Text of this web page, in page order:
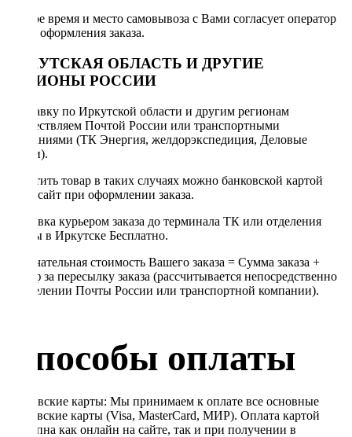
Точное время и место самовывоза с Вами согласует оператор
после оформления заказа.
ИРКУТСКАЯ ОБЛАСТЬ И ДРУГИЕ
РЕГИОНЫ РОССИИ
Отправку по Иркутской области и другим регионам
осуществляем Почтой России или транспортными
компаниями (ТК Энергия, желдорэкспедиция, Деловые
линии).
Оплатить товар в таких случаях можно банковской картой
через сайт при оформлении заказа.
Доставка курьером заказа до терминала ТК или отделения
Почты в Иркутске Бесплатно.
Окончательная стоимость Вашего заказа = Сумма заказа +
Тариф за пересылку заказа (рассчитывается непосредственно
в отделении Почты России или транспортной компании).
Способы оплаты
Банковские карты: Мы принимаем к оплате все основные
банковские карты (Visa, MasterCard, МИР). Оплата картой
доступна как онлайн на сайте, так и при получении в